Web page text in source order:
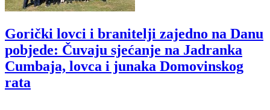
Gorički lovci i branitelji zajedno na Danu
pobjede: Čuvaju sjećanje na Jadranka
Cumbaja, lovca i junaka Domovinskog
rata